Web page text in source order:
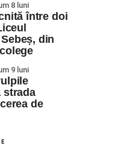
8 luni
între doi
din
9 luni
strada
de